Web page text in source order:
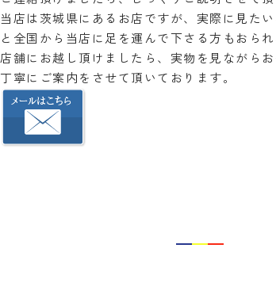
当店は茨城県にあるお店ですが、実際に見たい
と全国から当店に足を運んで下さる方もおられ
店舗にお越し頂けましたら、実物を見ながらお
丁寧にご案内をさせて頂いております。